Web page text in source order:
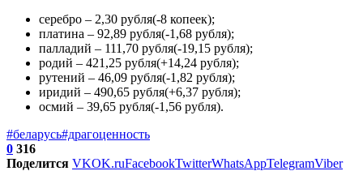
серебро – 2,30 рубля(-8 копеек);
платина – 92,89 рубля(-1,68 рубля);
палладий – 111,70 рубля(-19,15 рубля);
родий – 421,25 рубля(+14,24 рубля);
рутений – 46,09 рубля(-1,82 рубля);
иридий – 490,65 рубля(+6,37 рубля);
осмий – 39,65 рубля(-1,56 рубля).
#беларусь#драгоценность
0 316
Поделится VKOK.ruFacebookTwitterWhatsAppTelegramViber